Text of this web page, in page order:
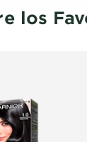
los